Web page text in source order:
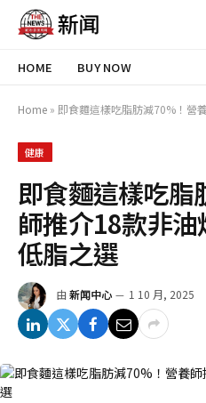
HOME BUY NOW
Home » 即食麵這樣吃脂肪減70%！營養
健康
即食麵這樣吃
師推介18款非
低脂之選
由 新闻中心 1 10 月, 2025